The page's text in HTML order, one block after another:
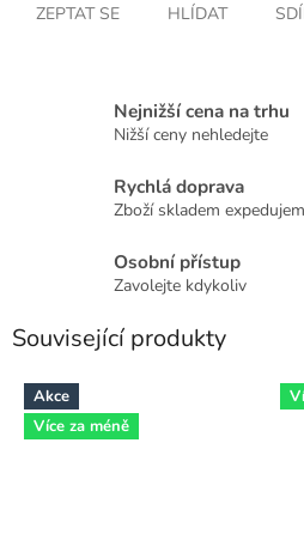
ZEPTAT SE HLÍDAT
Nejnižší cena na trhu
Nižší ceny nehledejte
Rychlá doprava
Zboží skladem
Osobní přístup
Zavolejte kdykoliv
Související produkty
Akce
Více za méně